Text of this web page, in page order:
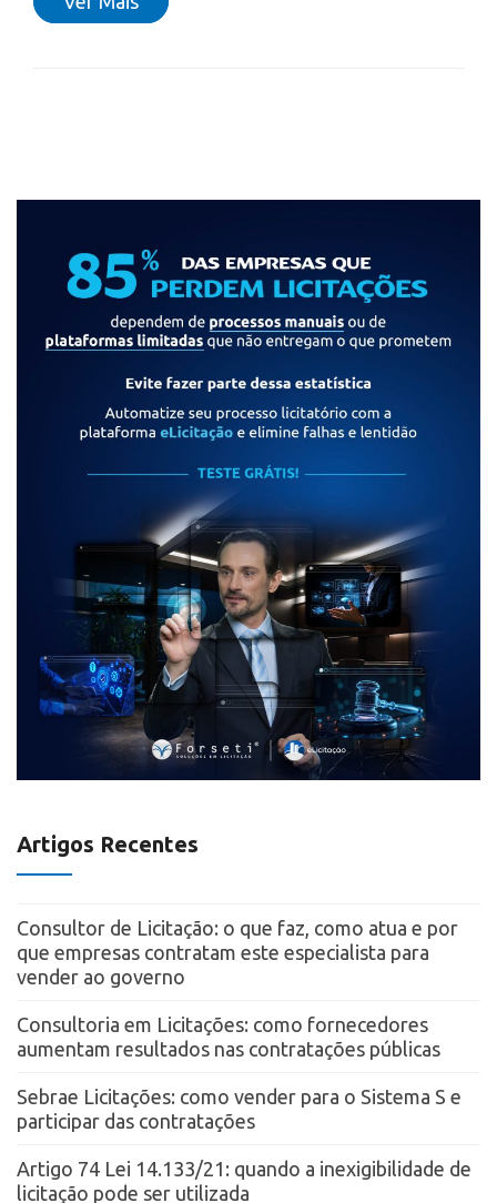
Artigos Recentes
Consultor de Licitação: o que faz, como atua e por
que empresas contratam este especialista para
vender ao governo
Consultoria em Licitações: como fornecedores
aumentam resultados nas contratações públicas
Sebrae Licitações: como vender para o Sistema S e
participar das contratações
Artigo 74 Lei 14.133/21: quando a inexigibilidade de
licitação pode ser utilizada